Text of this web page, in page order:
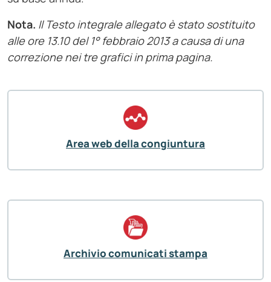
Nota. Il Testo integrale allegato è stato sostituito
alle ore 13.10 del 1° febbraio 2013 a causa di una
correzione nei tre grafici in prima pagina.
Area web della congiuntura
Archivio comunicati stampa